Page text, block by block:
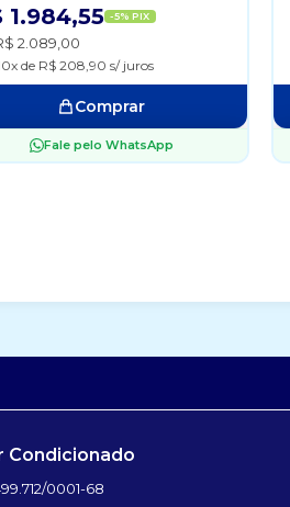
1.984,55 -5% PIX
2.089,00
de R$ 208,90 s/ juros
Comprar
Fale pelo WhatsApp
Condicionado
0001-68